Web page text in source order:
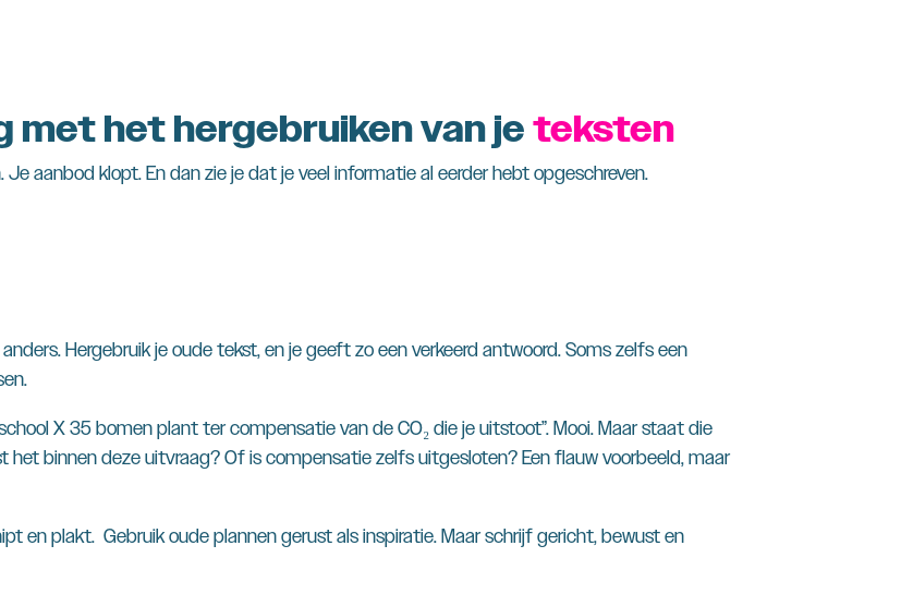
met het hergebruiken van jeteksten
aanbod klopt. En dan zie je dat je veel informatie al eerder hebt opgeschreven.
Hergebruik je oude tekst, en je geeft zo een verkeerd antwoord. Soms zelfs een
X 35 bomen plant ter compensatie van de CO₂ die je uitstoot”. Mooi. Maar staat die
het binnen deze uitvraag? Of is compensatie zelfs uitgesloten? Een flauw voorbeeld, maar
en plakt. Gebruik oude plannen gerust als inspiratie. Maar schrijf gericht, bewust en